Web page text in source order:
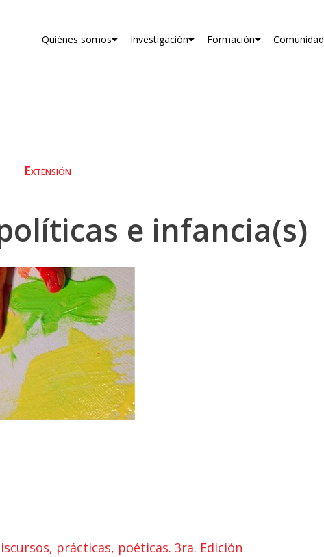
Quiénes somos
Investigación Formación Comunidad
Extensión
e infancia(s)
prácticas, poéticas. 3ra. Edición